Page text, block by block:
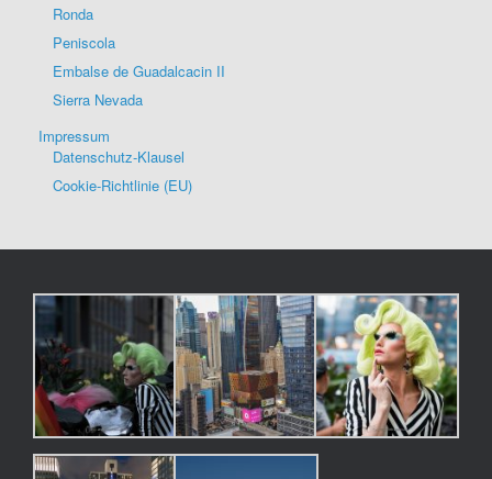
Ronda
Peniscola
Embalse de Guadalcacin II
Sierra Nevada
Impressum
Datenschutz-Klausel
Cookie-Richtlinie (EU)